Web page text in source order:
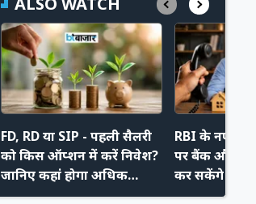
FD, RD या SIP - पहली सैलरी
को किस ऑप्शन में करें निवेश?
जानिए कहां होगा अधिक
फायदा
RBI के नए
पर बैंक और
कर सकेंगे
अपने नए